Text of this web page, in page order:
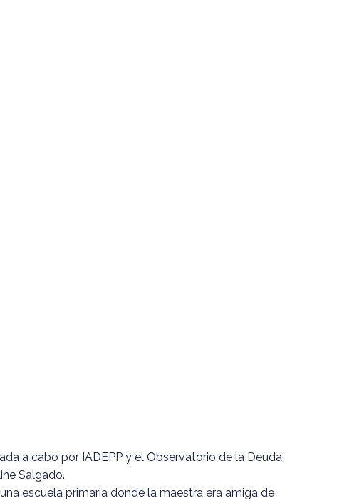
a cabo por IADEPP y el Observatorio de la Deuda
Salgado.
escuela primaria donde la maestra era amiga de